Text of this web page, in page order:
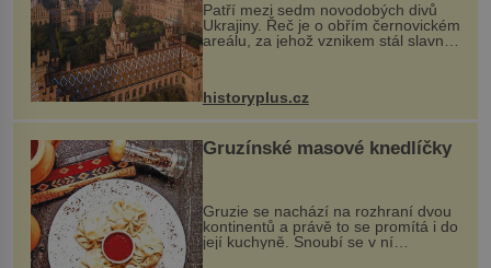
Patří mezi sedm novodobých divů
Ukrajiny. Řeč je o obřím černovickém
areálu, za jehož vznikem stál slavný
český architekt Josef Hlávka. Ten si
na něm dal mimořádně záležet. Jeho
historyplus.cz
Gruzínské masové knedlíčky
Gruzie se nachází na rozhraní dvou
kontinentů a právě to se promítá i do
její kuchyně. Snoubí se v ní
evropské a asijské chutě a díky tomu